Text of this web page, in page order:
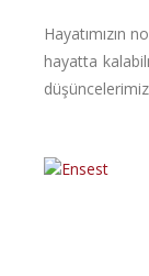
Hayatımızın
hayatta